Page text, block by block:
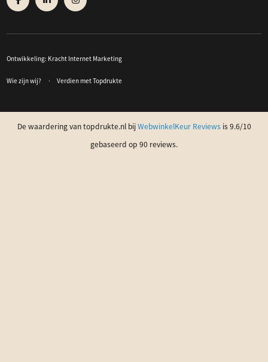
Ontwikkeling: Kracht Internet Marketing
Wie zijn wij? Verdien met Topdrukte
De waardering van topdrukte.nl bijWebwinkelKeur Reviewsis 9.6/10
gebaseerd op 90 reviews.